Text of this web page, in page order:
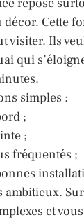
Cette
visiter. Ils
qui
simples :
;
;
fréquentés ;
ambitieux.
et